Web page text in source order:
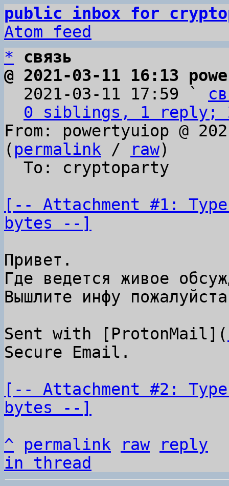
public inbox for
Atom feed
*
связь
@ 2021-03-11 16:13
2021-03-11 17:59 `
0 siblings, 1 reply;
From: powertyuiop @
( permalink / raw)
[-- Attachment #1:
bytes --]
Привет.
Где ведется живое
Вышлите инфу
Sent with [ProtonMail](
Secure Email.
[-- Attachment #2:
bytes --]
^
permalink raw
reply
in thread